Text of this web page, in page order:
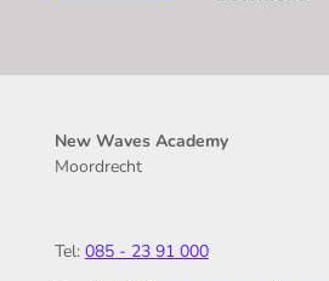
New Waves Academy
Moordrecht
Tel: 085 - 23 91 000